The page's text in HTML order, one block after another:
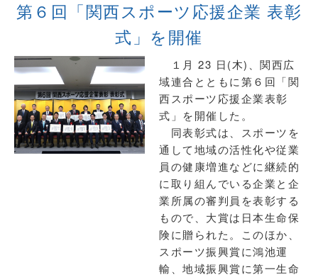
第６回「関西スポーツ応援企業 表彰
式」を開催
１月 23 日(木)、関西広
域連合とともに第６回「関
西スポーツ応援企業表彰
式」を開催した。
同表彰式は、スポーツを
通して地域の活性化や従業
員の健康増進などに継続的
に取り組んでいる企業と企
業所属の審判員を表彰する
もので、大賞は日本生命保
険に贈られた。このほか、
スポーツ振興賞に鴻池運
輸、地域振興賞に第一生命